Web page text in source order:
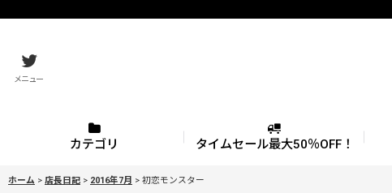
メニュー
カテゴリ タイムセール最大50％OFF！
ホーム > 店長日記 > 2016年7月 > 初恋モンスター